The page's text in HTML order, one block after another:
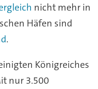
nicht mehr in
Häfen sind
.
Königreiches
nur 3.500